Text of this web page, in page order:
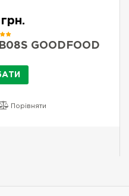
GOODFOOD
Порівняти